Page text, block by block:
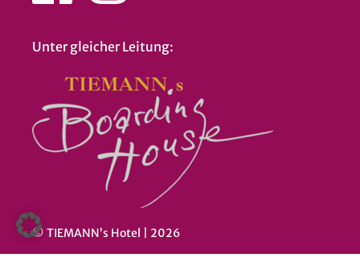
Unter gleicher Leitung:
© TIEMANN’s Hotel | 2026